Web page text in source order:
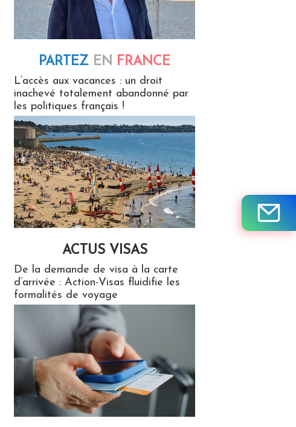
PARTEZ EN FRANCE
L’accès aux vacances : un droit
inachevé totalement abandonné par
les politiques français !
ACTUS VISAS
De la demande de visa à la carte
d’arrivée : Action-Visas fluidifie les
formalités de voyage